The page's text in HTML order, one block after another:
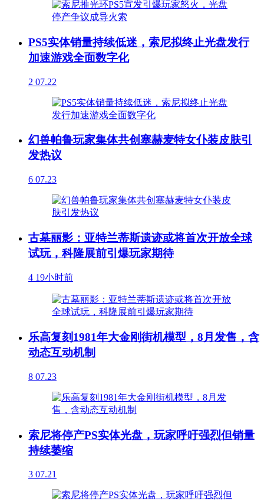
PS5实体销量持续低迷，索尼拟终止光盘发行
加速游戏全面数字化
2 07.22
幻兽帕鲁玩家集体共创塞赫麦特女仆装皮肤引
发热议
6 07.23
古墓丽影：亚特兰蒂斯遗迹或将首次开放全球
试玩，科隆展前引爆玩家期待
4 19小时前
乐高复刻1981年大金刚街机模型，8月发售，含
动态互动机制
8 07.23
索尼将停产PS实体光盘，玩家呼吁强烈但销量
持续萎缩
3 07.21